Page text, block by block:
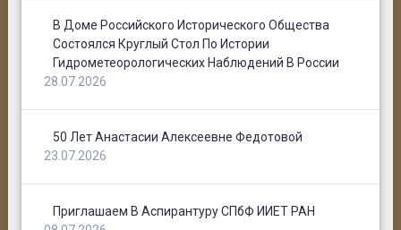
В Доме Российского Исторического Общества
Состоялся Круглый Стол По Истории
Гидрометеорологических Наблюдений В России
28.07.2026
50 Лет Анастасии Алексеевне Федотовой
23.07.2026
Приглашаем В Аспирантуру СПбФ ИИЕТ РАН